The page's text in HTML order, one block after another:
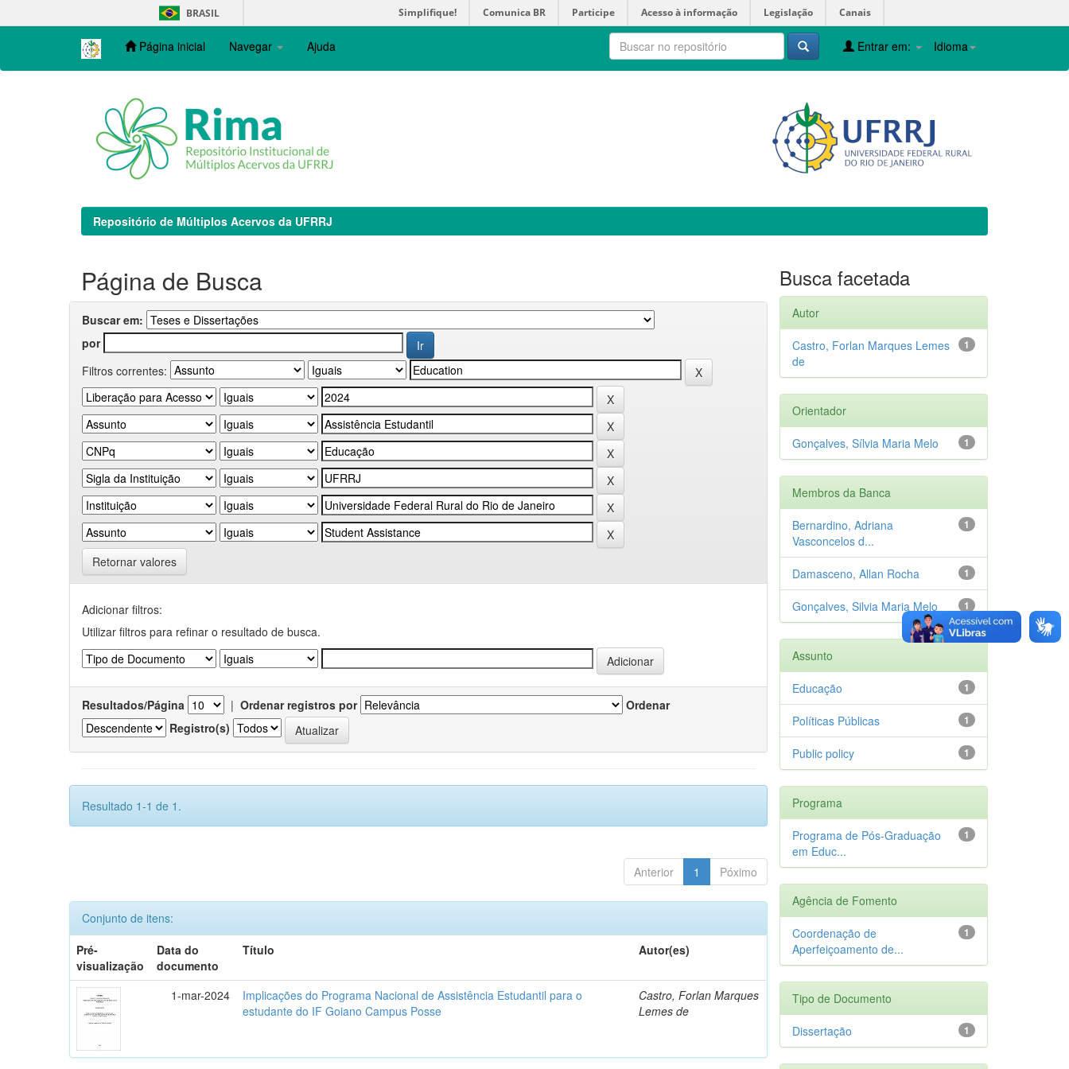
navigation
BRASIL Simplifique! Comunica BR Participe Acesso à informação Legislação Canais
Página inicial Navegar Ajuda Idioma
Entrar em:
Repositório de Múltiplos Acervos da UFRRJ
Página de Busca
Buscar em:
por
Filtros correntes:
Retornar valores
Adicionar filtros:
Utilizar filtros para refinar o resultado de busca.
Resultados/Página | Ordenar registros por
Ordenar
Registro(s)
Resultado 1-1 de 1.
Anterior 1 Póximo
Conjunto de itens:
Pré-
visualização
Data do
documento
Título Autor(es)
1-mar-2024
Implicações do Programa Nacional de Assistência Estudantil para o
estudante do IF Goiano Campus Posse
Castro, Forlan Marques
Lemes de
Busca facetada
Autor
1
Castro, Forlan Marques Lemes
de
Orientador
1
Gonçalves, Sílvia Maria Melo
Membros da Banca
1
Bernardino, Adriana
Vasconcelos d...
1
Damasceno, Allan Rocha
1
Gonçalves, Silvia Maria Melo
Assunto
1
Educação
1
Políticas Públicas
1
Public policy
Programa
1
Programa de Pós-Graduação
em Educ...
Agência de Fomento
1
Coordenação de
Aperfeiçoamento de...
Tipo de Documento
1
Dissertação